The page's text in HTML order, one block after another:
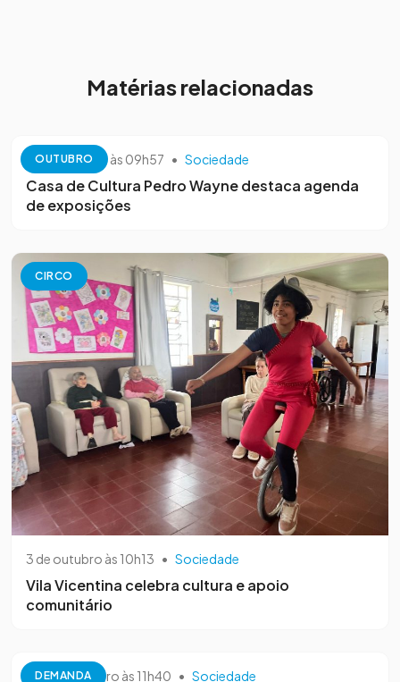
Matérias relacionadas
OUTUBRO
13 de outubro às 09h57 • Sociedade
Casa de Cultura Pedro Wayne destaca agenda
de exposições
CIRCO
3 de outubro às 10h13 • Sociedade
Vila Vicentina celebra cultura e apoio
comunitário
DEMANDA
26 de setembro às 11h40 • Sociedade